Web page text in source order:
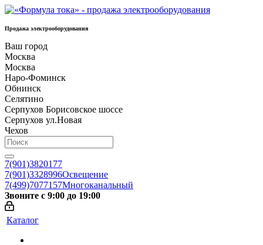
Продажа электрооборудования
Ваш город
Москва
Москва
Наро-Фоминск
Обнинск
Селятино
Серпухов Борисовское шоссе
Серпухов ул.Новая
Чехов
7(901)3820177
7(901)3328996Освещение
7(499)7077157Многоканальный
Звоните с 9:00 до 19:00
Каталог